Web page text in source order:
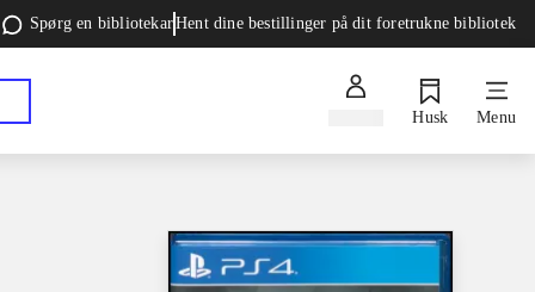
Spørg en bibliotekarHent dine bestillinger på dit foretrukne bibliotek
Husk Menu